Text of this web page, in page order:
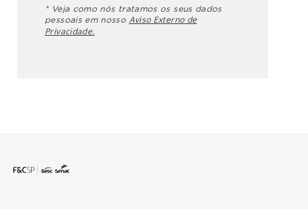
* Veja como nós tratamos os seus dados
pessoais em nosso Aviso Externo de
Privacidade.